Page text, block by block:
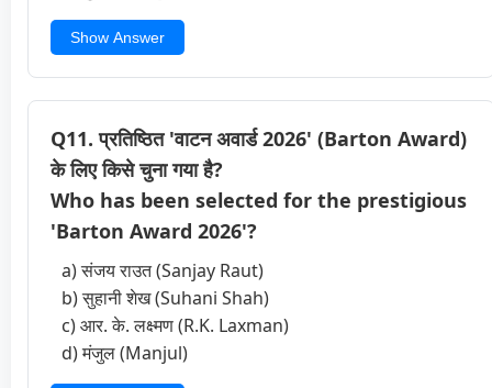
Show Answer
Q11. प्रतिष्ठित 'वाटन अवार्ड 2026' (Barton Award)
के लिए किसे चुना गया है?
Who has been selected for the prestigious
'Barton Award 2026'?
a) संजय राउत (Sanjay Raut)
b) सुहानी शेख (Suhani Shah)
c) आर. के. लक्ष्मण (R.K. Laxman)
d) मंजुल (Manjul)